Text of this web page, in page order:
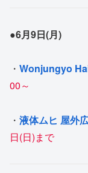
●6月9日(月)
・ Wonjungyo
00～
・ 液体ムヒ 屋外
日(日)まで